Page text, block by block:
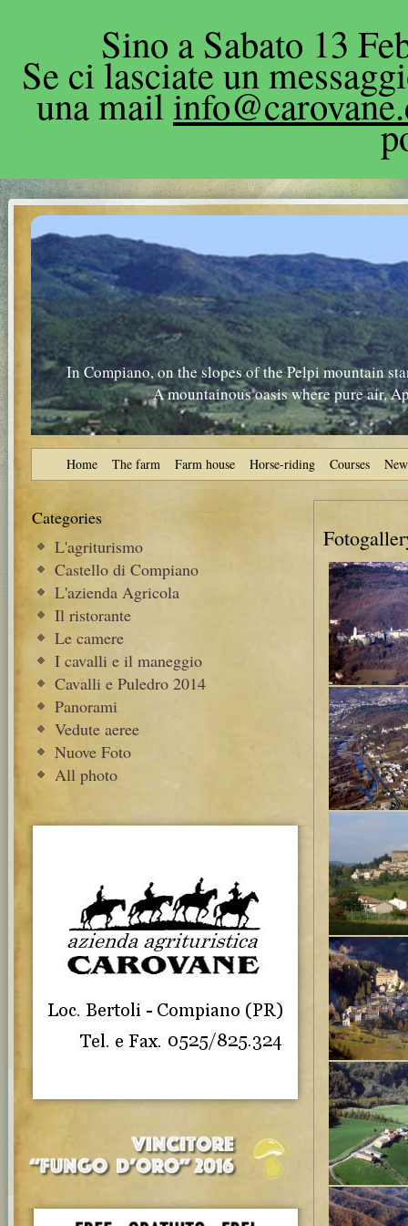
Sino a Sabato 13
Se ci lasciate un
una mail
In Compiano, on the slopes of the Pelpi mountain
A mountainous oasis where pure air,
Home The farm Farm house Horse-riding Courses
Categories
L'agriturismo
Castello di Compiano
L'azienda Agricola
Il ristorante
Le camere
I cavalli e il maneggio
Cavalli e Puledro 2014
Panorami
Vedute aeree
Nuove Foto
All photo